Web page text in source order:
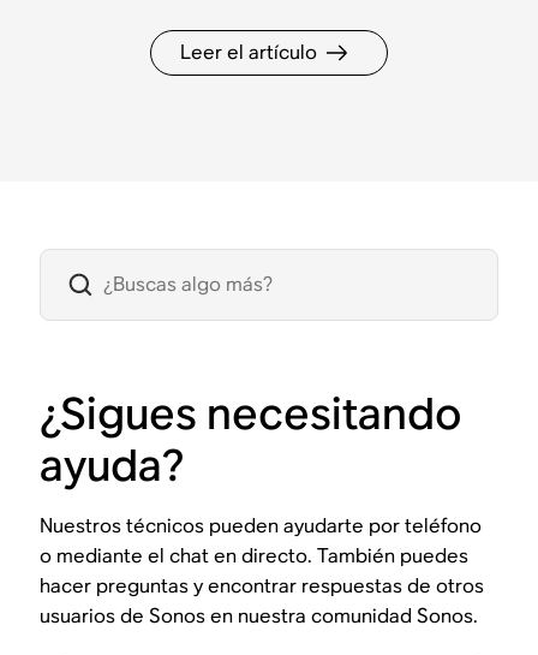
Leer el artículo
¿Sigues necesitando
ayuda?
Nuestros técnicos pueden ayudarte por teléfono
o mediante el chat en directo. También puedes
hacer preguntas y encontrar respuestas de otros
usuarios de Sonos en nuestra comunidad Sonos.